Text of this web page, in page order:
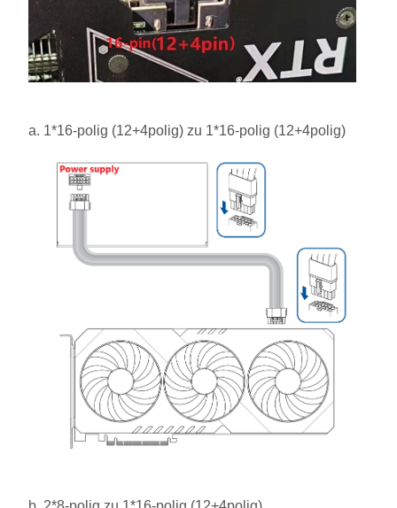
a. 1*16-polig (12+4polig) zu 1*16-polig (12+4polig)